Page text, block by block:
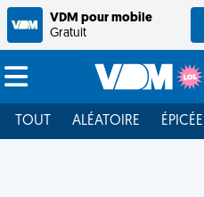
VDM pour mobile
Gratuit
TOUT ALÉATOIRE ÉPICÉE